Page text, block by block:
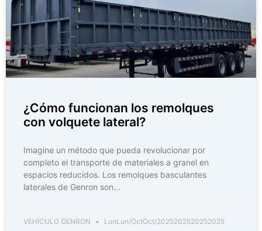
¿Cómo funcionan los remolques
con volquete lateral?
Imagine un método que pueda revolucionar por
completo el transporte de materiales a granel en
espacios reducidos. Los remolques basculantes
laterales de Genron son...
VEHÍCULO GENRON LunLun/OctOct/2025202520252025